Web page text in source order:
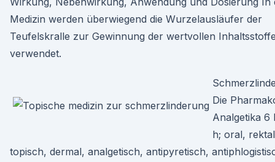
Medizin werden überwiegend die Wurzelausläufer der
Teufelskralle zur Gewinnung der wertvollen
verwendet.
Die
Analgetika 6
h; oral,
topisch, dermal, analgetisch, antipyretisch,